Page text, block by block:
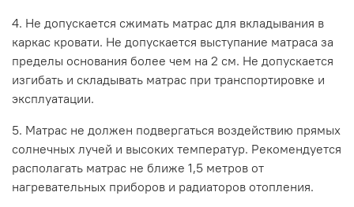
4. Не допускается сжимать матрас для вкладывания в
каркас кровати. Не допускается выступание матраса за
пределы основания более чем на 2 см. Не допускается
изгибать и складывать матрас при транспортировке и
эксплуатации.
5. Матрас не должен подвергаться воздействию прямых
солнечных лучей и высоких температур. Рекомендуется
располагать матрас не ближе 1,5 метров от
нагревательных приборов и радиаторов отопления.